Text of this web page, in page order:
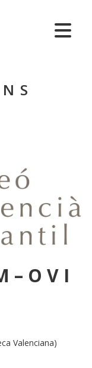
– O V I
Valenciana)